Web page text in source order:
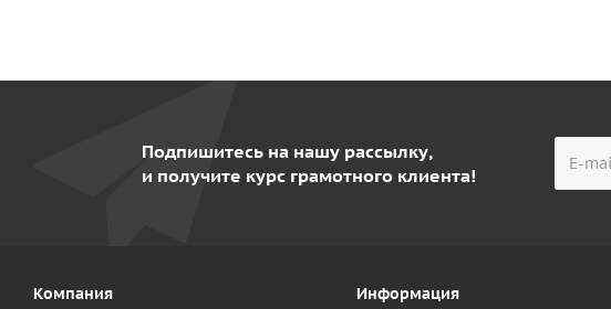
Подпишитесь на нашу рассылку,
и получите курс грамотного клиента!
Компания Информация